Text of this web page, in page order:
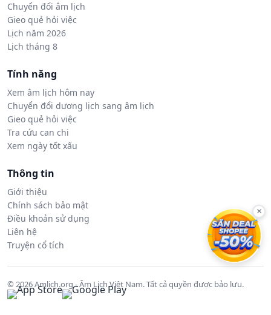
Chuyển đổi âm lịch
Gieo quẻ hỏi việc
Lịch năm 2026
Lịch tháng 8
Tính năng
Xem âm lịch hôm nay
Chuyển đổi dương lịch sang âm lịch
Gieo quẻ hỏi việc
Tra cứu can chi
Xem ngày tốt xấu
Thông tin
Giới thiệu
Chính sách bảo mật
Điều khoản sử dụng
Liên hệ
Truyện cổ tích
© 2026 Amlich.org - Âm Lịch Việt Nam. Tất cả quyền được bảo lưu.
×